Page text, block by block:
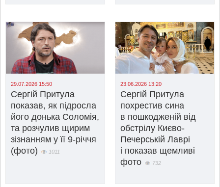
29.07.2026 15:50
Сергій Притула
показав, як підросла
його донька Соломія,
та розчулив щирим
зізнанням у її 9-річчя
(фото)
1011
23.06.2026 13:20
Сергій Притула
похрестив сина
в пошкодженій від
обстрілу Києво-
Печерській Лаврі
і показав щемливі
фото
732